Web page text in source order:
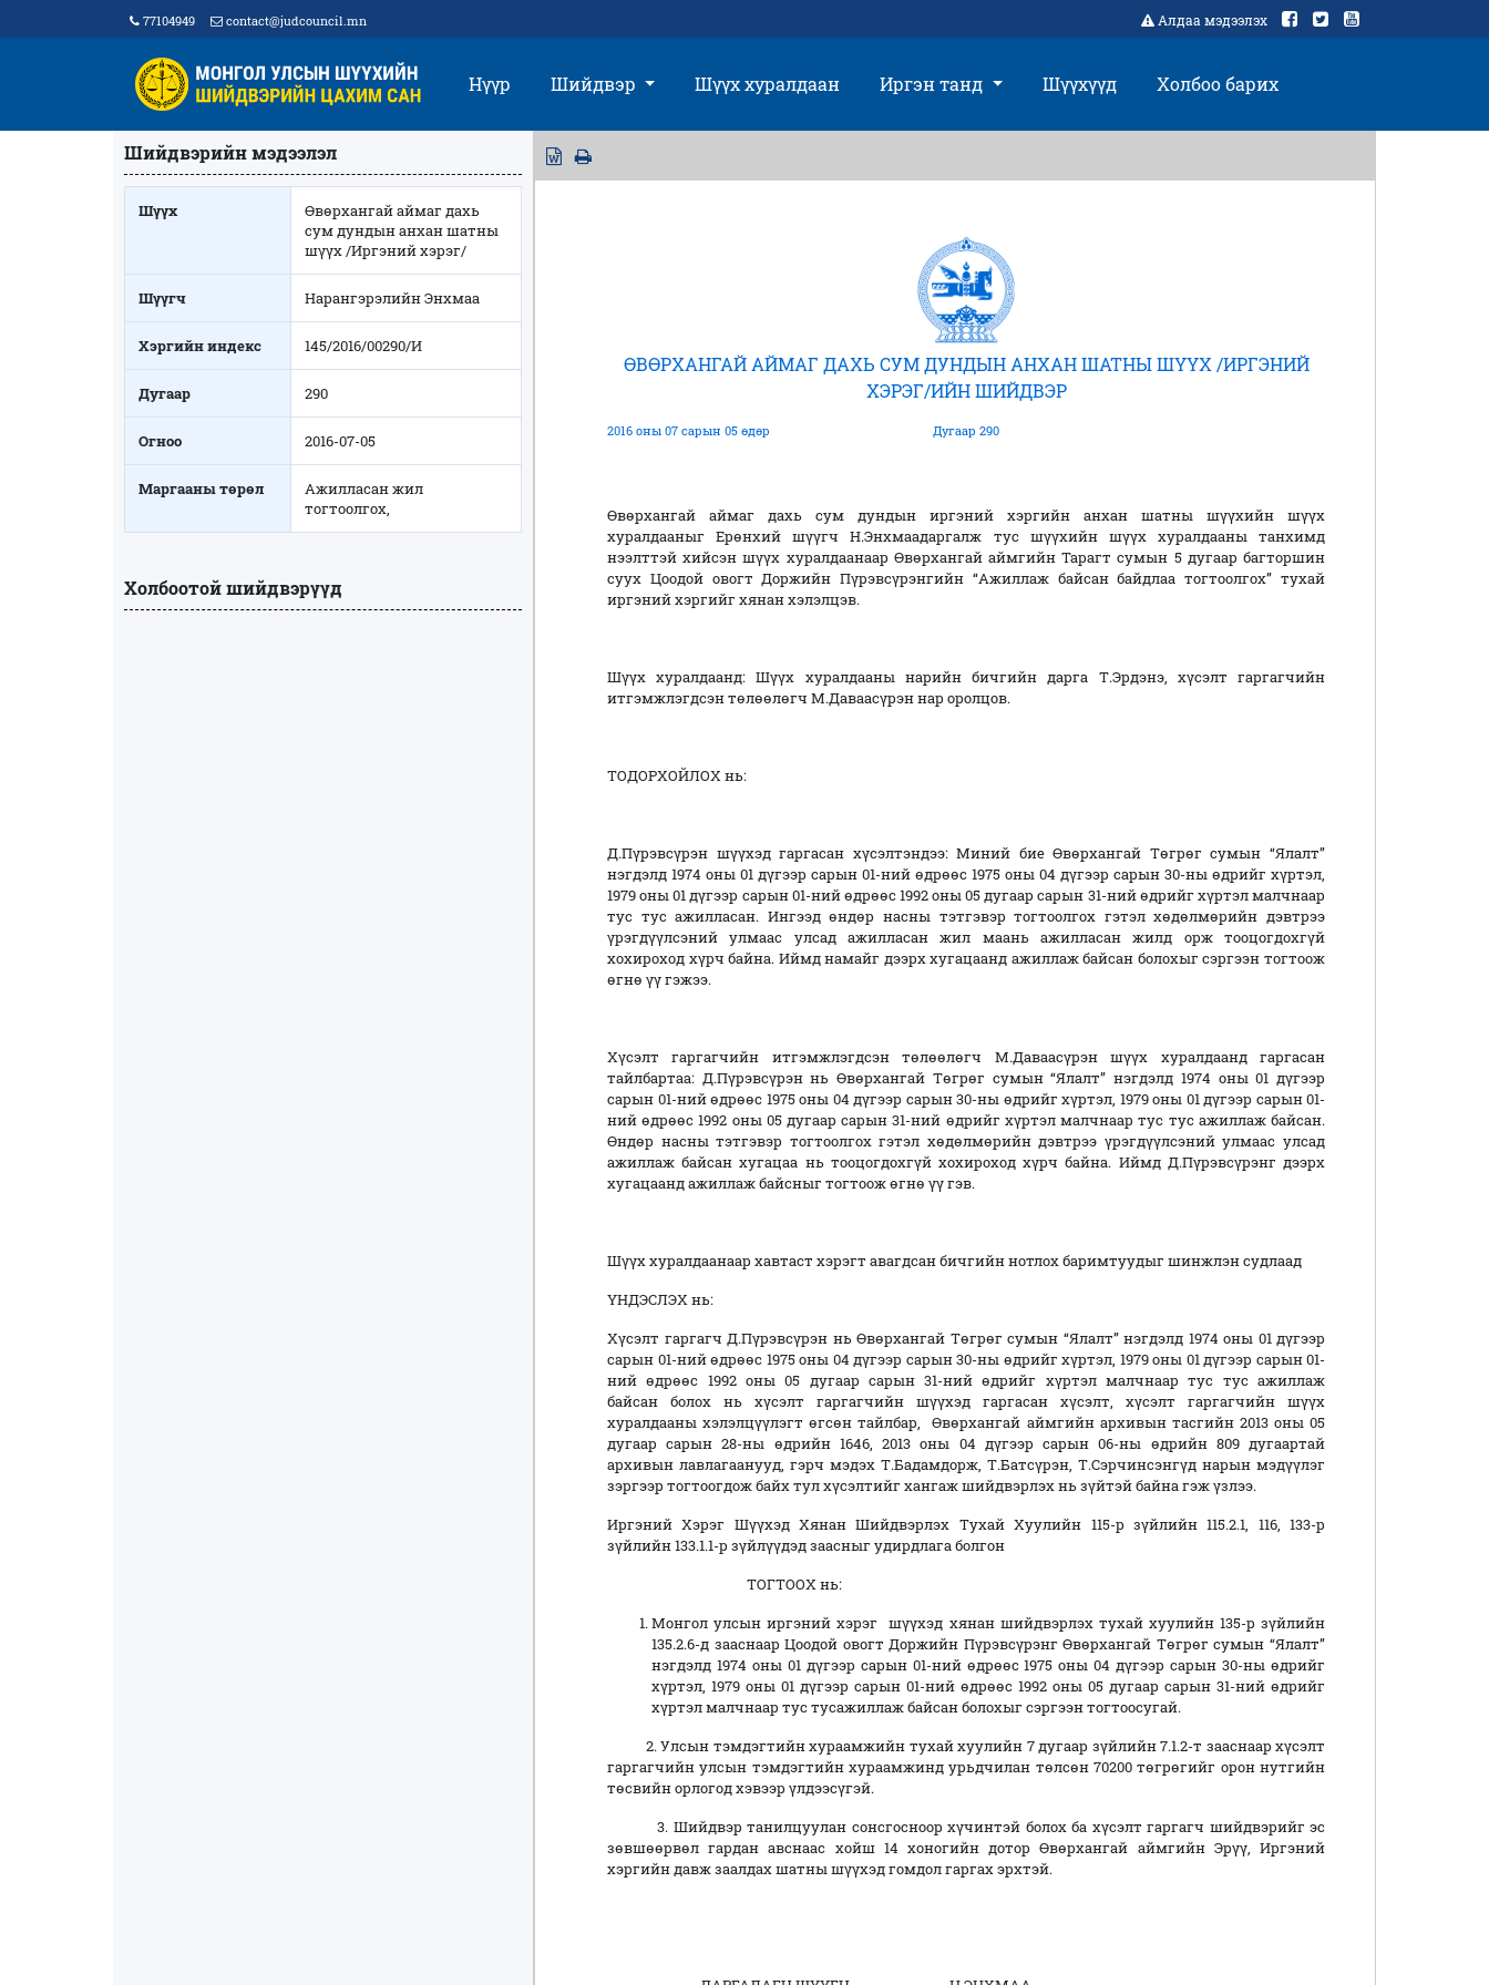
77104949 contact@judcouncil.mn Алдаа мэдээлэх
Нүүр Шийдвэр Шүүх хуралдаан Иргэн танд Шүүхүүд Холбоо барих
Шийдвэрийн мэдээлэл
Шүүх
Өвөрхангай аймаг дахь
сум дундын анхан шатны
шүүх /Иргэний хэрэг/
Шүүгч Нарангэрэлийн Энхмаа
Хэргийн индекс 145/2016/00290/И
Дугаар 290
Огноо 2016-07-05
Маргааны төрөл
Ажилласан жил
тогтоолгох,
Холбоотой шийдвэрүүд
ӨВӨРХАНГАЙ АЙМАГ ДАХЬ СУМ ДУНДЫН АНХАН ШАТНЫ ШҮҮХ /ИРГЭНИЙ
ХЭРЭГ/ИЙН ШИЙДВЭР
2016 оны 07 сарын 05 өдөр Дугаар 290
Өвөрхангай аймаг дахь сум дундын иргэний хэргийн анхан шатны шүүхийн шүүх
хуралдааныг Ерөнхий шүүгч Н.Энхмаадаргалж тус шүүхийн шүүх хуралдааны танхимд
нээлттэй хийсэн шүүх хуралдаанаар Өвөрхангай аймгийн Тарагт сумын 5 дугаар багторшин
суух Цоодой овогт Доржийн Пүрэвсүрэнгийн “Ажиллаж байсан байдлаа тогтоолгох” тухай
иргэний хэргийг хянан хэлэлцэв.
Шүүх хуралдаанд: Шүүх хуралдааны нарийн бичгийн дарга Т.Эрдэнэ, хүсэлт гаргагчийн
итгэмжлэгдсэн төлөөлөгч М.Даваасүрэн нар оролцов.
ТОДОРХОЙЛОХ нь:
Д.Пүрэвсүрэн шүүхэд гаргасан хүсэлтэндээ: Миний бие Өвөрхангай Төгрөг сумын “Ялалт”
нэгдэлд 1974 оны 01 дүгээр сарын 01-ний өдрөөс 1975 оны 04 дүгээр сарын 30-ны өдрийг хүртэл,
1979 оны 01 дүгээр сарын 01-ний өдрөөс 1992 оны 05 дугаар сарын 31-ний өдрийг хүртэл малчнаар
тус тус ажилласан. Ингээд өндөр насны тэтгэвэр тогтоолгох гэтэл хөдөлмөрийн дэвтрээ
үрэгдүүлсэний улмаас улсад ажилласан жил маань ажилласан жилд орж тооцогдохгүй
хохироход хүрч байна. Иймд намайг дээрх хугацаанд ажиллаж байсан болохыг сэргээн тогтоож
өгнө үү гэжээ.
Хүсэлт гаргагчийн итгэмжлэгдсэн төлөөлөгч М.Даваасүрэн шүүх хуралдаанд гаргасан
тайлбартаа: Д.Пүрэвсүрэн нь Өвөрхангай Төгрөг сумын “Ялалт” нэгдэлд 1974 оны 01 дүгээр
сарын 01-ний өдрөөс 1975 оны 04 дүгээр сарын 30-ны өдрийг хүртэл, 1979 оны 01 дүгээр сарын 01-
ний өдрөөс 1992 оны 05 дугаар сарын 31-ний өдрийг хүртэл малчнаар тус тус ажиллаж байсан.
Өндөр насны тэтгэвэр тогтоолгох гэтэл хөдөлмөрийн дэвтрээ үрэгдүүлсэний улмаас улсад
ажиллаж байсан хугацаа нь тооцогдохгүй хохироход хүрч байна. Иймд Д.Пүрэвсүрэнг дээрх
хугацаанд ажиллаж байсныг тогтоож өгнө үү гэв.
Шүүх хуралдаанаар хавтаст хэрэгт авагдсан бичгийн нотлох баримтуудыг шинжлэн судлаад
ҮНДЭСЛЭХ нь:
Хүсэлт гаргагч Д.Пүрэвсүрэн нь Өвөрхангай Төгрөг сумын “Ялалт” нэгдэлд 1974 оны 01 дүгээр
сарын 01-ний өдрөөс 1975 оны 04 дүгээр сарын 30-ны өдрийг хүртэл, 1979 оны 01 дүгээр сарын 01-
ний өдрөөс 1992 оны 05 дугаар сарын 31-ний өдрийг хүртэл малчнаар тус тус ажиллаж
байсан болох нь хүсэлт гаргагчийн шүүхэд гаргасан хүсэлт, хүсэлт гаргагчийн шүүх
хуралдааны хэлэлцүүлэгт өгсөн тайлбар, Өвөрхангай аймгийн архивын тасгийн 2013 оны 05
дугаар сарын 28-ны өдрийн 1646, 2013 оны 04 дүгээр сарын 06-ны өдрийн 809 дугаартай
архивын лавлагаанууд, гэрч мэдэх Т.Бадамдорж, Т.Батсүрэн, Т.Сэрчинсэнгүд нарын мэдүүлэг
зэргээр тогтоогдож байх тул хүсэлтийг хангаж шийдвэрлэх нь зүйтэй байна гэж үзлээ.
Иргэний Хэрэг Шүүхэд Хянан Шийдвэрлэх Тухай Хуулийн 115-р зүйлийн 115.2.1, 116, 133-р
зүйлийн 133.1.1-р зүйлүүдэд заасныг удирдлага болгон
ТОГТООХ нь:
Монгол улсын иргэний хэрэг шүүхэд хянан шийдвэрлэх тухай хуулийн 135-р зүйлийн
135.2.6-д зааснаар Цоодой овогт Доржийн Пүрэвсүрэнг Өвөрхангай Төгрөг сумын “Ялалт”
нэгдэлд 1974 оны 01 дүгээр сарын 01-ний өдрөөс 1975 оны 04 дүгээр сарын 30-ны өдрийг
хүртэл, 1979 оны 01 дүгээр сарын 01-ний өдрөөс 1992 оны 05 дугаар сарын 31-ний өдрийг
хүртэл малчнаар тус тусажиллаж байсан болохыг сэргээн тогтоосугай.
2. Улсын тэмдэгтийн хураамжийн тухай хуулийн 7 дугаар зүйлийн 7.1.2-т зааснаар хүсэлт
гаргагчийн улсын тэмдэгтийн хураамжинд урьдчилан төлсөн 70200 төгрөгийг орон нутгийн
төсвийн орлогод хэвээр үлдээсүгэй.
3. Шийдвэр танилцуулан сонсгосноор хүчинтэй болох ба хүсэлт гаргагч шийдвэрийг эс
зөвшөөрвөл гардан авснаас хойш 14 хоногийн дотор Өвөрхангай аймгийн Эрүү, Иргэний
хэргийн давж заалдах шатны шүүхэд гомдол гаргах эрхтэй.